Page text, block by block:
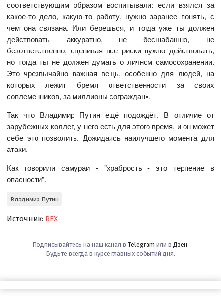
соответствующим образом воспитывали: если взялся за
какое-то дело, какую-то работу, нужно заранее понять, с
чем она связана. Или берешься, и тогда уже ты должен
действовать аккуратно, не бесшабашно, не
безответственно, оценивая все риски нужно действовать,
но тогда ты не должен думать о личном самосохранении.
Это чрезвычайно важная вещь, особенно для людей, на
которых лежит бремя ответственности за своих
соплеменников, за миллионы сограждан».
Так что Владимир Путин ещё подождёт. В отличие от
зарубежных коллег, у него есть для этого время, и он может
себе это позволить. Дожидаясь наилучшего момента для
атаки.
Как говорили самураи - "храбрость - это терпение в
опасности".
Владимир Путин
Источник: REX
Подписывайтесь на наш канал в Telegram или в Дзен.
Будьте всегда в курсе главных событий дня.